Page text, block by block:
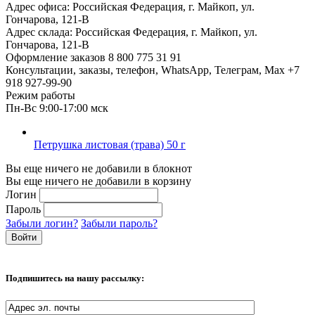
Адрес офиса: Российская Федерация, г. Майкоп, ул.
Гончарова, 121-В
Адрес склада: Российская Федерация, г. Майкоп, ул.
Гончарова, 121-В
Оформление заказов 8 800 775 31 91
Консультации, заказы, телефон, WhatsApp, Телеграм, Мах +7
918 927-99-90
Режим работы
Пн-Вс 9:00-17:00 мск
Петрушка листовая (трава) 50 г
Вы еще ничего не добавили в блокнот
Вы еще ничего не добавили в корзину
Логин
Пароль
Забыли логин? Забыли пароль?
Подпишитесь на нашу рассылку: